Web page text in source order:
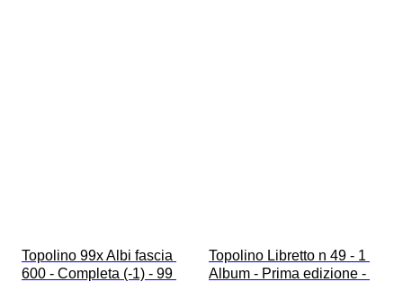
Topolino 99x Albi fascia
600 - Completa (-1) - 99
Topolino Libretto n 49 - 1
Album - Prima edizione -